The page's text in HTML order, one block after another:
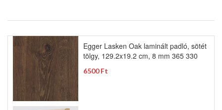
Egger Lasken Oak laminált padló, sötét
tölgy, 129.2x19.2 cm, 8 mm 365 330
6500 Ft